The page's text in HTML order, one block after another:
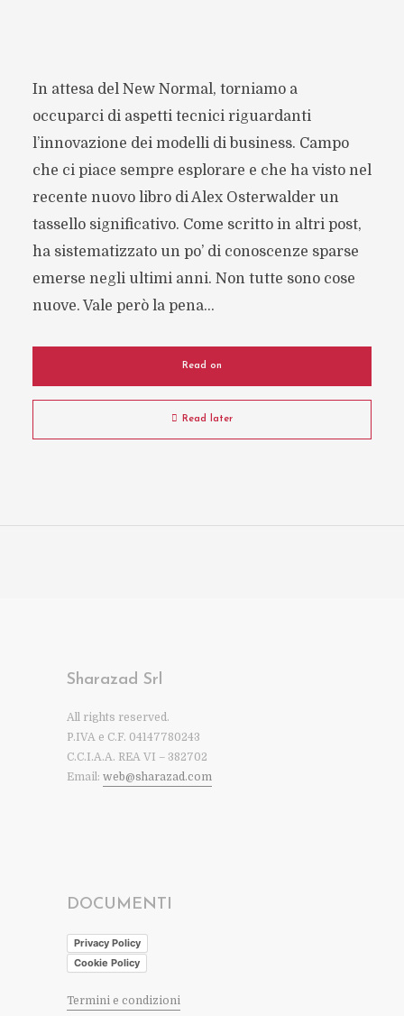
In attesa del New Normal, torniamo a
occuparci di aspetti tecnici riguardanti
l’innovazione dei modelli di business. Campo
che ci piace sempre esplorare e che ha visto nel
recente nuovo libro di Alex Osterwalder un
tassello significativo. Come scritto in altri post,
ha sistematizzato un po’ di conoscenze sparse
emerse negli ultimi anni. Non tutte sono cose
nuove. Vale però la pena...
Read on
Read later
Sharazad Srl
All rights reserved.
P.IVA e C.F. 04147780243
C.C.I.A.A. REA VI – 382702
Email: web@sharazad.com
DOCUMENTI
Privacy Policy
Cookie Policy
Termini e condizioni